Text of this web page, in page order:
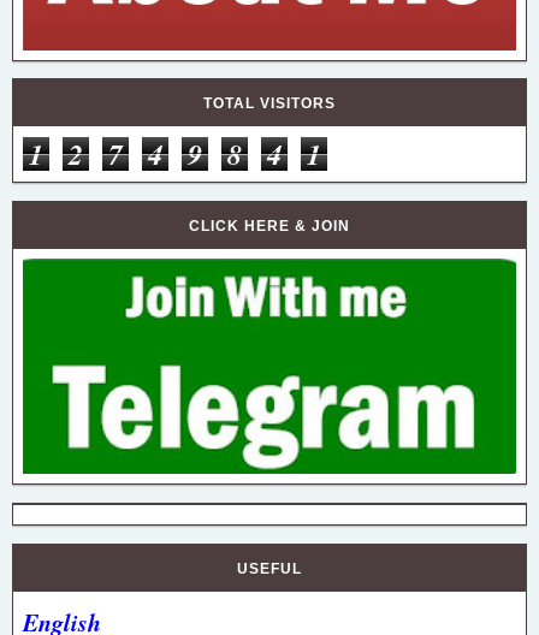
TOTAL VISITORS
1 2 7 4 9 8 4 1
CLICK HERE & JOIN
USEFUL
English